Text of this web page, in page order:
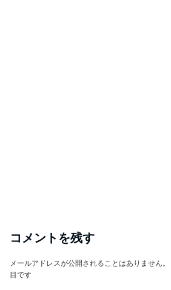
コメントを残す
メールアドレスが公開されることはありません。
目です